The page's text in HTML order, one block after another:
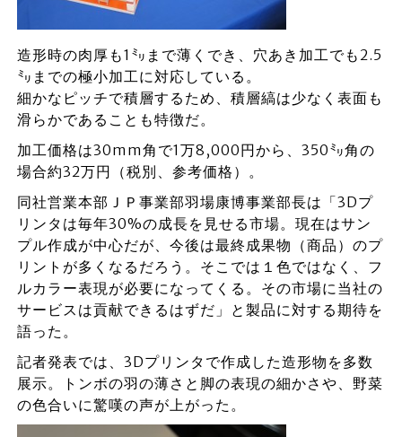
造形時の肉厚も1㍉まで薄くでき、穴あき加工でも2.5
㍉までの極小加工に対応している。
細かなピッチで積層するため、積層縞は少なく表面も
滑らかであることも特徴だ。
加工価格は30mm角で1万8,000円から、350㍉角の
場合約32万円（税別、参考価格）。
同社営業本部ＪＰ事業部羽場康博事業部長は「3Dプ
リンタは毎年30%の成長を見せる市場。現在はサン
プル作成が中心だが、今後は最終成果物（商品）のプ
リントが多くなるだろう。そこでは１色ではなく、フ
ルカラー表現が必要になってくる。その市場に当社の
サービスは貢献できるはずだ」と製品に対する期待を
語った。
記者発表では、3Dプリンタで作成した造形物を多数
展示。トンボの羽の薄さと脚の表現の細かさや、野菜
の色合いに驚嘆の声が上がった。